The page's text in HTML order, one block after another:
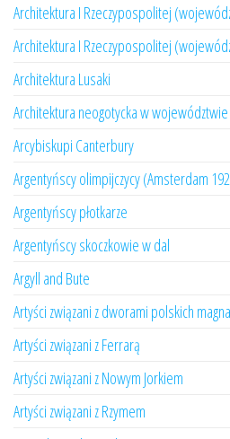
Architektura I Rzeczypospolitej
Architektura I Rzeczypospolitej
Architektura Lusaki
Architektura neogotycka w
Arcybiskupi Canterbury
Argentyńscy olimpijczycy (Amsterdam
Argentyńscy płotkarze
Argentyńscy skoczkowie w dal
Argyll and Bute
Artyści związani z dworami polskich
Artyści związani z Ferrarą
Artyści związani z Nowym Jorkiem
Artyści związani z Rzymem